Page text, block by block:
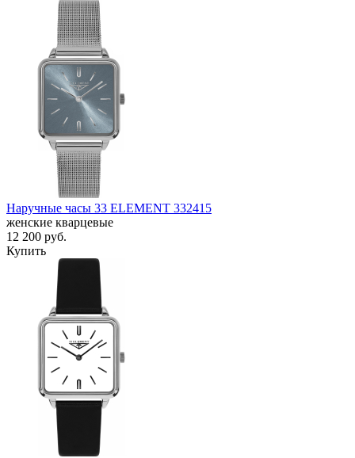
Наручные часы 33 ELEMENT 332415
женские кварцевые
12 200 руб.
Купить